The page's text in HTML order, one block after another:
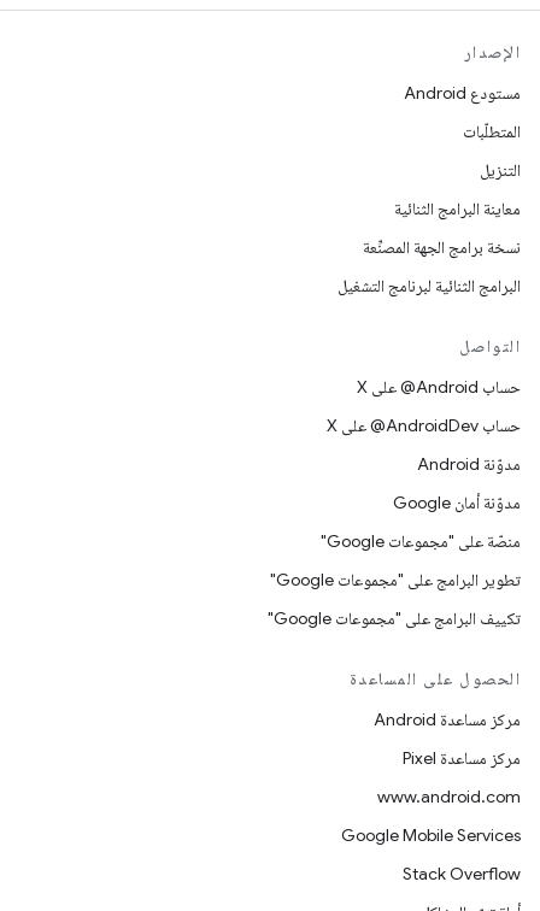
الإصدار
مستودع Android
المتطلّبات
التنزيل
معاينة البرامج الثنائية
نسخة برامج الجهة المصنِّعة
البرامج الثنائية لبرنامج التشغيل
التواصل
حساب ‎@Android على X
حساب ‎@AndroidDev على X
مدوّنة Android
مدوّنة أمان Google
منصّة على "مجموعات Google"
تطوير البرامج على "مجموعات Google"
تكييف البرامج على "مجموعات Google"
الحصول على المساعدة
مركز مساعدة Android
مركز مساعدة Pixel
www.android.com
Google Mobile Services
Stack Overflow